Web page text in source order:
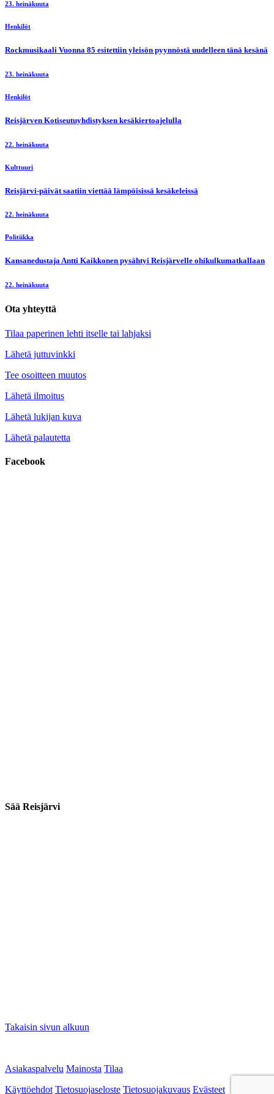
23. heinäkuuta
Henkilöt
Rockmusikaali Vuonna 85 esitettiin yleisön pyynnöstä uudelleen tänä kesänä
23. heinäkuuta
Henkilöt
Reisjärven Kotiseutuyhdistyksen kesäkiertoajelulla
22. heinäkuuta
Kulttuuri
Reisjärvi-päivät saatiin viettää lämpöisissä kesäkeleissä
22. heinäkuuta
Politiikka
Kansanedustaja Antti Kaikkonen pysähtyi Reisjärvelle ohikulkumatkallaan
22. heinäkuuta
Ota yhteyttä
Tilaa paperinen lehti itselle tai lahjaksi
Lähetä juttuvinkki
Tee osoitteen muutos
Lähetä ilmoitus
Lähetä lukijan kuva
Lähetä palautetta
Facebook
Sää Reisjärvi
Takaisin sivun alkuun
Asiakaspalvelu Mainosta Tilaa
Käyttöehdot Tietosuojaseloste Tietosuojakuvaus Evästeet